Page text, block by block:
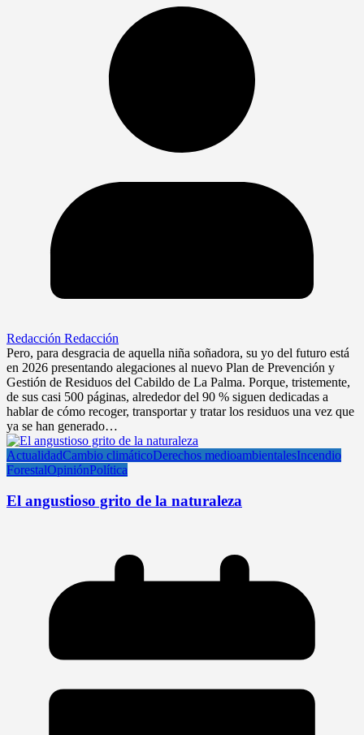
Redacción Redacción
Pero, para desgracia de aquella niña soñadora, su yo del futuro está
en 2026 presentando alegaciones al nuevo Plan de Prevención y
Gestión de Residuos del Cabildo de La Palma. Porque, tristemente,
de sus casi 500 páginas, alrededor del 90 % siguen dedicadas a
hablar de cómo recoger, transportar y tratar los residuos una vez que
ya se han generado…
ActualidadCambio climáticoDerechos medioambientalesIncendio
ForestalOpiniónPolítica
El angustioso grito de la naturaleza